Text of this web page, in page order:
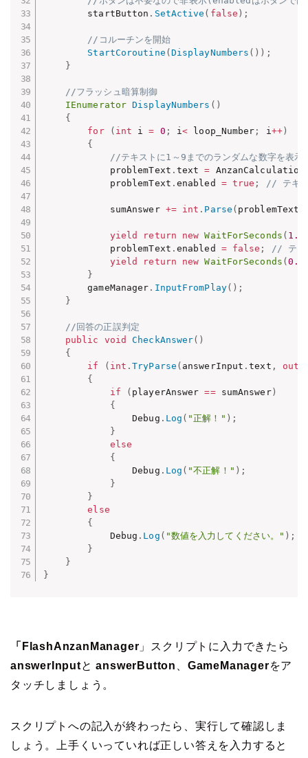
        startButton
. SetActive ( false ) ;
//コルーチンを開始
StartCoroutine ( DisplayNumbers ( ) ) ;
}
//フラッシュ暗算制御
IEnumerator DisplayNumbers ( )
{
for
( int i = 0 ; i< loop_Number ; i++)
{
//テキストに1～9までのランダムな数字を表示
            problemText
. text = AnzanCalculation
            problemText
. enabled = true ; // テキス
            sumAnswer
+= int . Parse ( problemText
yield return new WaitForSeconds (
            problemText
. enabled = false ;
// テキ
yield
return new WaitForSeconds (
}
        gameManager
. InputFromPlay( ) ;
}
//回答の正誤判定
public
void CheckAnswer( )
{
if
( int .TryParse ( answerInput .text , out
{
if
( playerAnswer == sumAnswer)
{
                Debug
. Log ( "正解！" ) ;
}
else
{
                Debug
. Log ( "不正解！" ) ;
}
}
else
{
            Debug
. Log ( "数値を入力してください。" ) ;
}
}
}
「 FlashAnzanManager 」スクリプトに入力できたら
answerInputとanswerButton GameManagerをア
タッチしましょう。
スクリプトへの記入が終わったら、実行して確認しま
しょう。上手くいっていれば正しい答えを入力すると